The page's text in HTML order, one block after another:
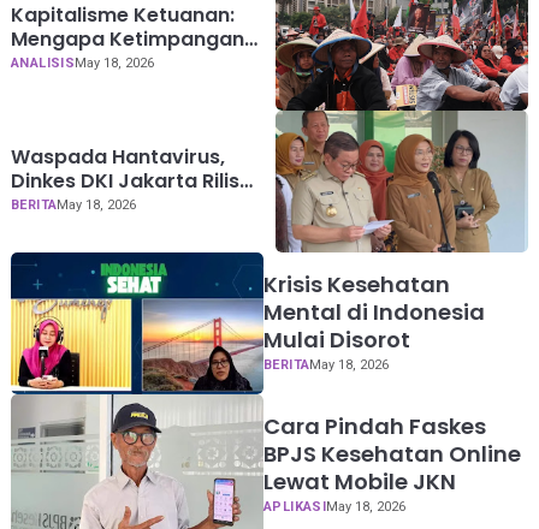
Kapitalisme Ketuanan:
Mengapa Ketimpangan
Bertahan di Era
ANALISIS May 18, 2026
Waspada Hantavirus,
Dinkes DKI Jakarta Rilis
Panduan
BERITAMay 18, 2026
Krisis Kesehatan
Mental di Indonesia
Mulai Disorot
BERITAMay 18, 2026
Cara Pindah Faskes
BPJS Kesehatan Online
Lewat Mobile JKN
APLIKASI May 18, 2026